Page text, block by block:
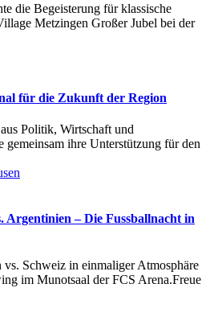
die Begeisterung für klassische
Metzingen Großer Jubel bei der
für die Zukunft der Region
Politik, Wirtschaft und
gemeinsam ihre Unterstützung für den
Argentinien – Die Fussballnacht in
Schweiz in einmaliger Atmosphäre
im Munotsaal der FCS Arena.Freue